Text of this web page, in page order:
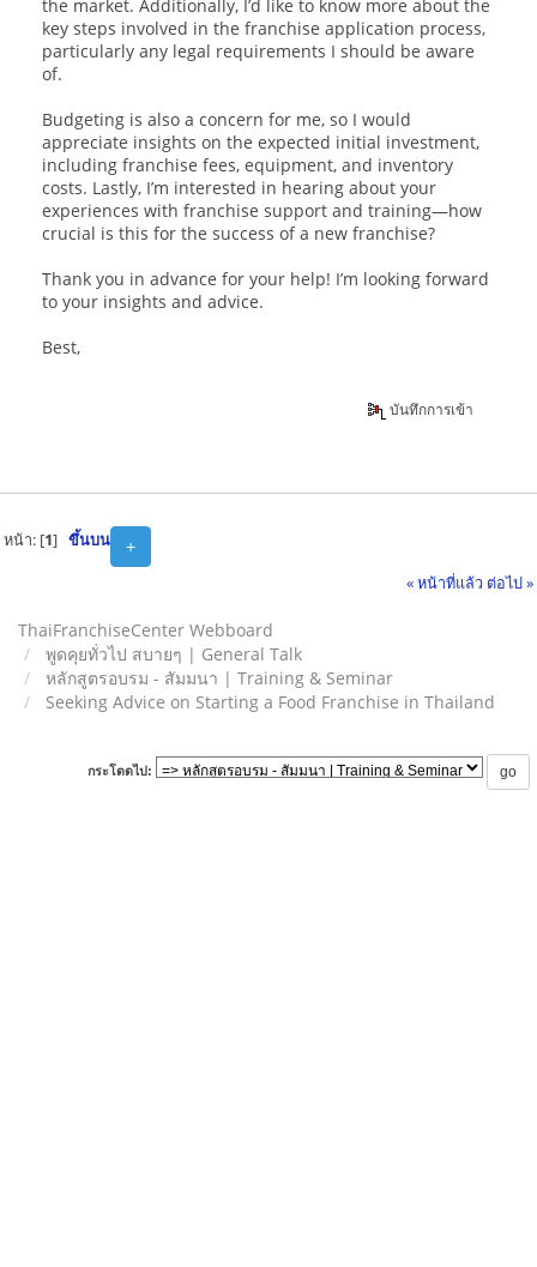
the market. Additionally, I’d like to know more about the
key steps involved in the franchise application process,
particularly any legal requirements I should be aware
of.
Budgeting is also a concern for me, so I would
appreciate insights on the expected initial investment,
including franchise fees, equipment, and inventory
costs. Lastly, I’m interested in hearing about your
experiences with franchise support and training—how
crucial is this for the success of a new franchise?
Thank you in advance for your help! I’m looking forward
to your insights and advice.
Best,
บันทึกการเข้า
+
หน้า: [1] ขึ้นบน
« หน้าที่แล้ว ต่อไป »
ThaiFranchiseCenter Webboard
พูดคุยทั่วไป สบายๆ | General Talk
หลักสูตรอบรม - สัมมนา | Training & Seminar
Seeking Advice on Starting a Food Franchise in Thailand
กระโดดไป: